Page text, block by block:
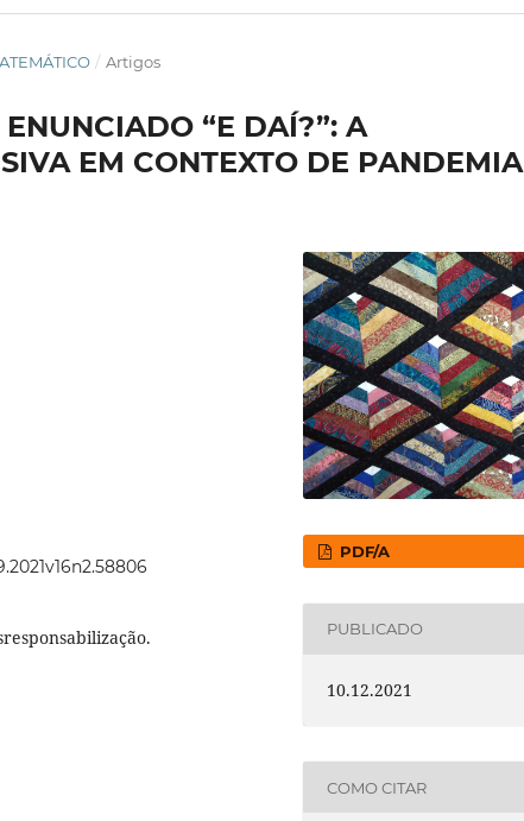
/ Artigos
“E DAÍ?”: A
EM CONTEXTO DE PANDEMIA
PDF/A
PUBLICADO
10.12.2021
COMO CITAR